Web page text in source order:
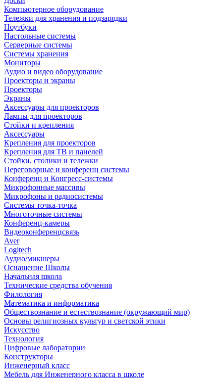
Компьютерное оборудование
Тележки для хранения и подзарядки
Ноутбуки
Настольные системы
Серверные системы
Системы хранения
Мониторы
Аудио и видео оборудование
Проекторы и экраны
Проекторы
Экраны
Аксессуары для проекторов
Лампы для проекторов
Стойки и крепления
Аксессуары
Крепления для проекторов
Крепления для ТВ и панелей
Стойки, столики и тележки
Переговорные и конференц системы
Конференц и Конгресс-системы
Микрофонные массивы
Микрофоны и радиосистемы
Системы точка-точка
Многоточные системы
Конференц-камеры
Видеоконференцсвязь
Aver
Logitech
Аудио/микшеры
Оснащение Школы
Начальная школа
Технические средства обучения
Филология
Математика и информатика
Обществознание и естествознание (окружающий мир)
Основы религиозных культур и светской этики
Искусство
Технология
Цифровые лаборатории
Конструкторы
Инженерный класс
Мебель для Инженерного класса в школе